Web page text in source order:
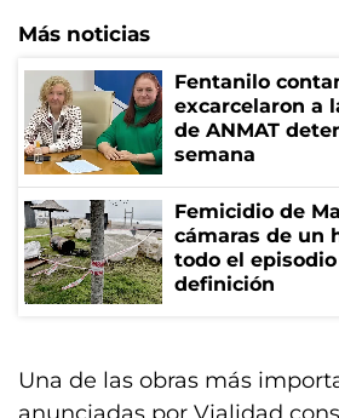
Más noticias
Fentanilo
excarcelaron a
de ANMAT
semana
Femicidio de
cámaras de un
todo el
definición
Una de las obras más